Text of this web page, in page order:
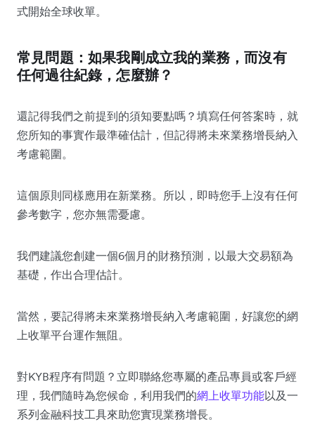
式開始全球收單。
常見問題：如果我剛成立我的業務，而沒有
任何過往紀錄，怎麼辦？
還記得我們之前提到的須知要點嗎？填寫任何答案時，就
您所知的事實作最準確估計，但記得將未來業務增長納入
考慮範圍。
這個原則同樣應用在新業務。所以，即時您手上沒有任何
參考數字，您亦無需憂慮。
我們建議您創建一個6個月的財務預測，以最大交易額為
基礎，作出合理估計。
當然，要記得將未來業務增長納入考慮範圍，好讓您的網
上收單平台運作無阻。
對KYB程序有問題？立即聯絡您專屬的產品專員或客戶經
理，我們隨時為您候命，利用我們的網上收單功能以及一
系列金融科技工具來助您實現業務增長。